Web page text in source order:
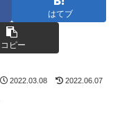
はてブ
コピー
2022.03.08 2022.06.07